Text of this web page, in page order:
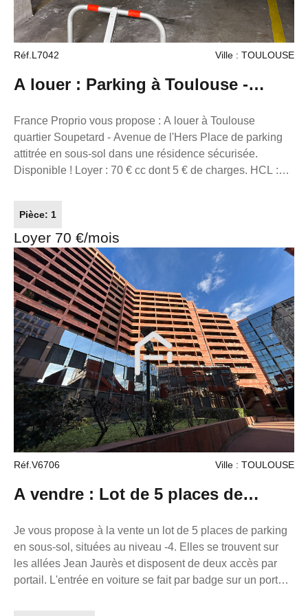
7953190/s17056393, titulaire de la carte de démarchage
immobilier pour le compte de la société France Proprio.
Retrouvez tous nos biens sur notre site internet.
www.franceproprio.com
Réf.L7042 Ville : TOULOUSE
A louer : Parking à Toulouse -
31500
France Proprio vous propose : A louer à Toulouse
quartier Soupetard - Avenue de l'Hers Place de parking
attitrée en sous-sol dans une résidence sécurisée.
Disponible ! Loyer : 70 € cc dont 5 € de charges. HCL :
PROPRIO Constituez votre dossier sur
www.gestionlocative.franceproprio.com 05.61.62.62.23
Réseaux de conseillers Immobilier partout en France.
Transaction/ Location/ Gestion
Pièce: 1
Loyer 70 €/mois
Réf.V6706 Ville : TOULOUSE
A vendre : Lot de 5 places de
parking en sous-sol sécurisé à
Jean Jaurès.
Je vous propose à la vente un lot de 5 places de parking
en sous-sol, situées au niveau -4. Elles se trouvent sur
les allées Jean Jaurès et disposent de deux accès par
portail. L'entrée en voiture se fait par badge sur un portail